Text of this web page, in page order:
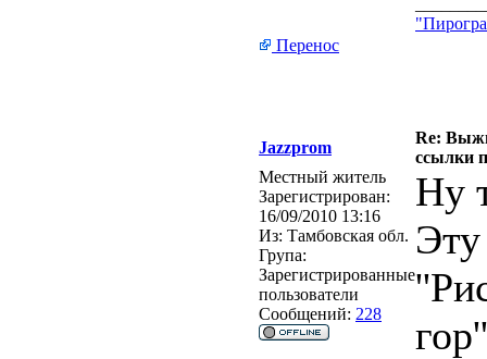
Перенос
Jazzprom
Re:
ссылки
Местный житель
Зарегистрирован:
16/09/2010 13:16
Из: Тамбовская обл.
Група:
Зарегистрированные
пользователи
Сообщений: 228
Ну
гор''